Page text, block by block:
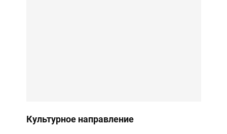
Культурное направление